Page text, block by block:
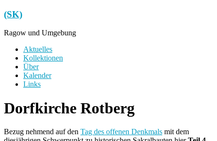
Zum
Inhalt
springen
(SK)
Ragow und Umgebung
Menü
Aktuelles
Kollektionen
Über
Kalender
Links
Dorfkirche Rotberg
Bezug nehmend auf den Tag des offenen Denkmals mit dem